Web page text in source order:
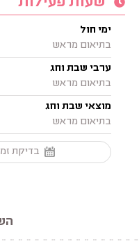
ימי חול
בתיאום מראש
ערבי שבת וחג
בתיאום מראש
מוצאי שבת וחג
בתיאום מראש
בדיקת